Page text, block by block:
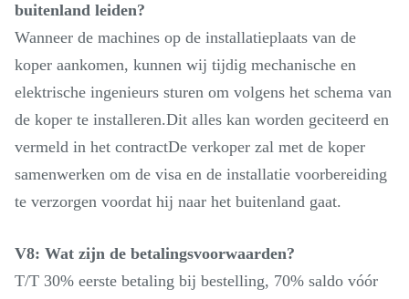
buitenland leiden?
Wanneer de machines op de installatieplaats van de
koper aankomen, kunnen wij tijdig mechanische en
elektrische ingenieurs sturen om volgens het schema van
de koper te installeren.Dit alles kan worden geciteerd en
vermeld in het contractDe verkoper zal met de koper
samenwerken om de visa en de installatie voorbereiding
te verzorgen voordat hij naar het buitenland gaat.
V8: Wat zijn de betalingsvoorwaarden?
T/T 30% eerste betaling bij bestelling, 70% saldo vóór